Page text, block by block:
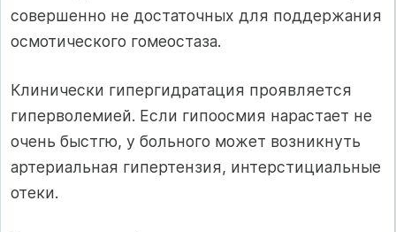
совершен­но не достаточных для поддержания
осмотического гомеостаза.
Клинически гипергидратация проявляется
гиперволемией. Если гипоосмия нарастает не
очень быстгю, у больного может возник­нуть
артериальная гипертензия, интерстициальные
отеки.